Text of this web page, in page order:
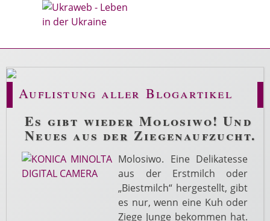
Auflistung aller Blogartikel
Es gibt wieder Molosiwo! Und
Neues aus der Ziegenaufzucht.
Molosiwo. Eine Delikatesse
aus der Erstmilch oder
„Biestmilch“ hergestellt, gibt
es nur, wenn eine Kuh oder
Ziege Junge bekommen hat.